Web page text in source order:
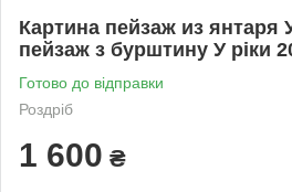
Картина пейзаж из янтаря
пейзаж з бурштину У ріки
Готово до відправки
Роздріб
1 600 ₴